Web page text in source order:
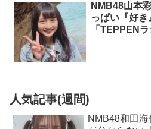
NMB48山本
っぱい『好き
「TEPPENラ
人気記事(週間)
NMB48和田